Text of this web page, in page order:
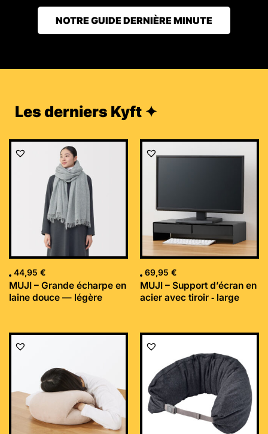
NOTRE GUIDE DERNIÈRE MINUTE
Les derniers Kyft ✦
44,95 €
MUJI – Grande écharpe en
laine douce — légère
69,95 €
MUJI – Support d’écran en
acier avec tiroir ‐ large